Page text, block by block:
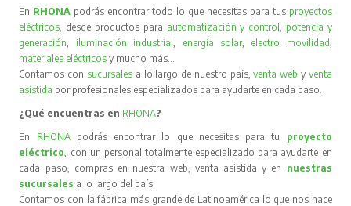
En RHONA podrás encontrar todo lo que necesitas para tus proyectos
eléctricos , desde productos para automatización y control
potencia y
generación
iluminación industrial energía solar, electro movilidad
materiales eléctricos y mucho más…
Contamos con sucursales a lo largo de nuestro país,venta web y venta
asistida por profesionales especializados para ayudarte en cada paso.
¿Qué encuentras en RHONA?
En RHONA podrás encontrar lo que necesitas para tu proyecto
eléctrico , con un personal totalmente especializado para ayudarte en
cada paso, compras en nuestra web, venta asistida y en nuestras
sucursales a lo largo del país.
Contamos con la fábrica más grande de Latinoamérica lo que nos hace